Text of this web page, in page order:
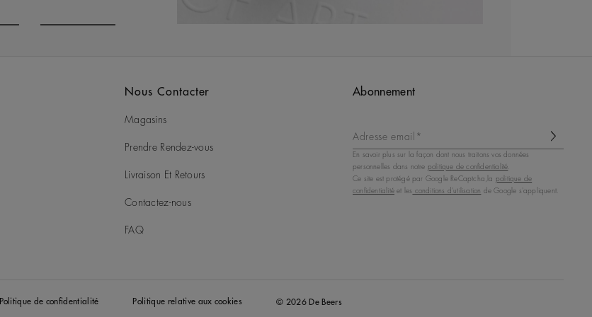
Nous Contacter
Magasins
Prendre Rendez-vous
Livraison Et Retours
Contactez-nous
FAQ
Abonnement
Adresse email*
En savoir plus sur la façon dont nous traitons vos données
personnelles dans notre politique de confidentialité.
Ce site est protégé par Google ReCaptcha,la politique de
confidentialité et les conditions d'utilisation de Google s'appliquent.
Politique de confidentialité Politique relative aux cookies © 2026 De Beers